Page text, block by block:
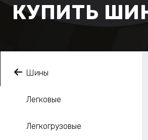
КУПИТЬ
Шины
Легковые
Легкогрузовые